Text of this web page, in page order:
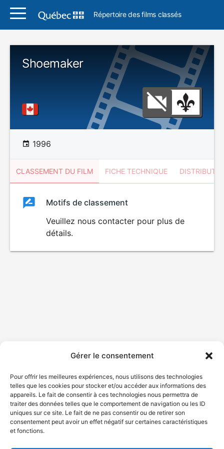
Gérer le consentement
Pour offrir les meilleures expériences, nous utilisons des technologies
telles que les cookies pour stocker et/ou accéder aux informations des
appareils. Le fait de consentir à ces technologies nous permettra de
traiter des données telles que le comportement de navigation ou les ID
uniques sur ce site. Le fait de ne pas consentir ou de retirer son
consentement peut avoir un effet négatif sur certaines caractéristiques
et fonctions.
Répertoire des films classés
Shoemaker
1996
CLASSEMENT DU FILM FICHE TECHNIQUE
ClassementClassement
Motifs de classement
Veuillez nous contacter pour plus de
détails.